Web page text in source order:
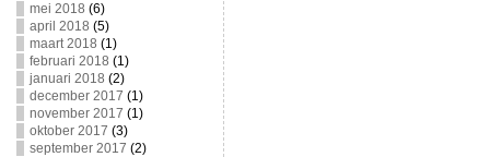
mei 2018 (6)
april 2018 (5)
maart 2018 (1)
februari 2018 (1)
januari 2018 (2)
december 2017 (1)
november 2017 (1)
oktober 2017 (3)
september 2017 (2)